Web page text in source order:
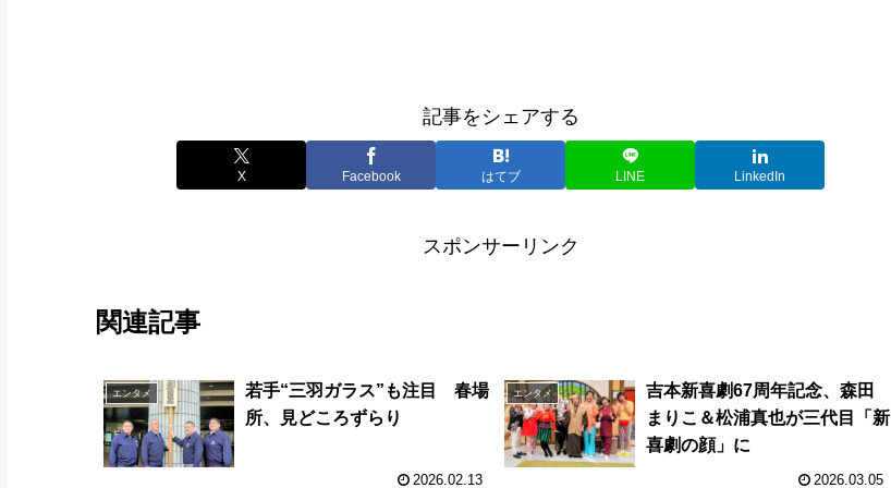
記事をシェアする
X Facebook はてブ LINE LinkedIn
スポンサーリンク
関連記事
エンタメ
若手“三羽ガラス”も注目 春場
所、見どころずらり
2026.02.13
エンタメ
吉本新喜劇67周年記念、森田
まりこ＆松浦真也が三代目「新
喜劇の顔」に
2026.03.05